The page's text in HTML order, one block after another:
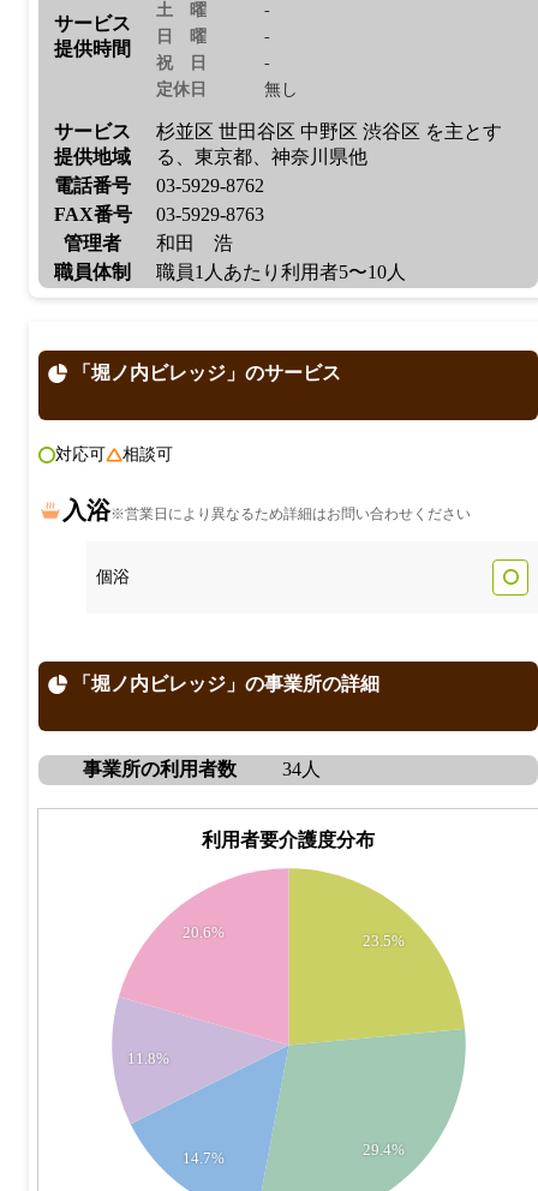
サービス
提供時間
土曜
-
日曜
-
祝日
-
定休日
無し
サービス
提供地域
杉並区 世田谷区 中野区 渋谷区 を主とす
る、東京都、神奈川県他
電話番号
03-5929-8762
FAX番号
03-5929-8763
管理者
和田 浩
職員体制
職員1人あたり利用者5〜10人
「堀ノ内ビレッジ」のサービス
対応可 相談可
入浴※営業日により異なるため詳細はお問い合わせください
個浴
「堀ノ内ビレッジ」の事業所の詳細
事業所の利用者数 34人
利用者要介護度分布
23.5%
29.4%
14.7%
11.8%
20.6%